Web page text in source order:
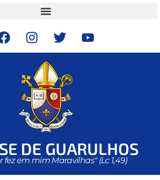
DE GUARULHOS
fez em mim Maravilhas" (Lc 1,49)